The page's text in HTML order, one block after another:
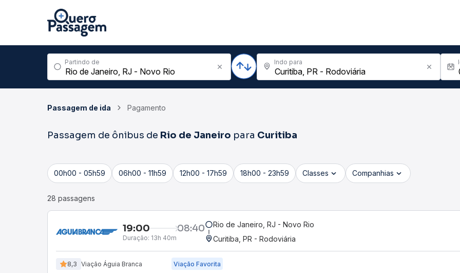
Partindo de Indo para
Passagem de ida Pagamento
Passagem de ônibus de Rio de Janeiro para Curitiba
00h00 - 05h59 06h00 - 11h59 12h00 - 17h59 18h00 - 23h59 Classes Companhias
28 passagens
19:00 08:40
Duração: 13h 40m
Rio de Janeiro, RJ - Novo Rio
Curitiba, PR - Rodoviária
8,3 Viação Águia Branca Viação Favorita